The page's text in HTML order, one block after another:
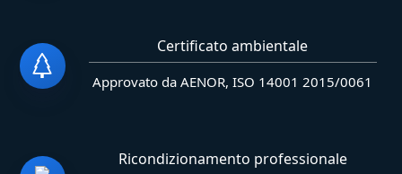
Certificato ambientale
Approvato da AENOR, ISO 14001 2015/0061
Ricondizionamento professionale